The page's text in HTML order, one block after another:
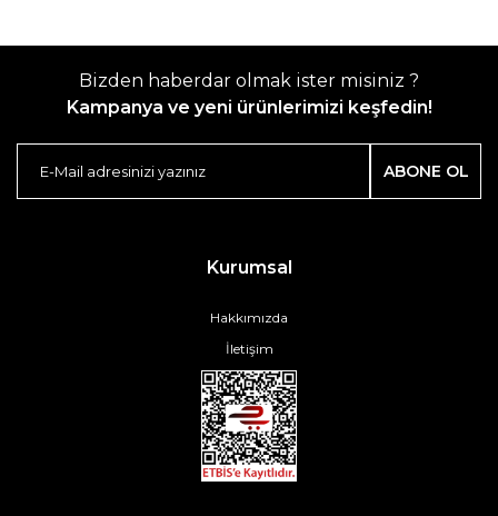
Bizden haberdar olmak ister misiniz ?
Kampanya ve yeni ürünlerimizi keşfedin!
ABONE OL
Kurumsal
Hakkımızda
İletişim